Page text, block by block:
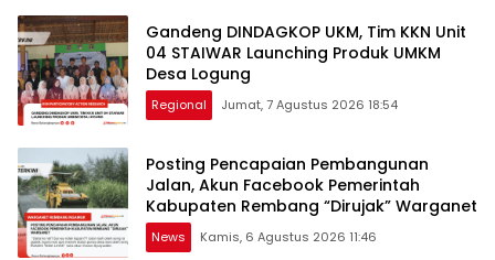
Gandeng DINDAGKOP UKM, Tim KKN Unit
04 STAIWAR Launching Produk UMKM
Desa Logung
Regional Jumat, 7 Agustus 2026 18:54
Posting Pencapaian Pembangunan
Jalan, Akun Facebook Pemerintah
Kabupaten Rembang “Dirujak” Warganet
News Kamis, 6 Agustus 2026 11:46